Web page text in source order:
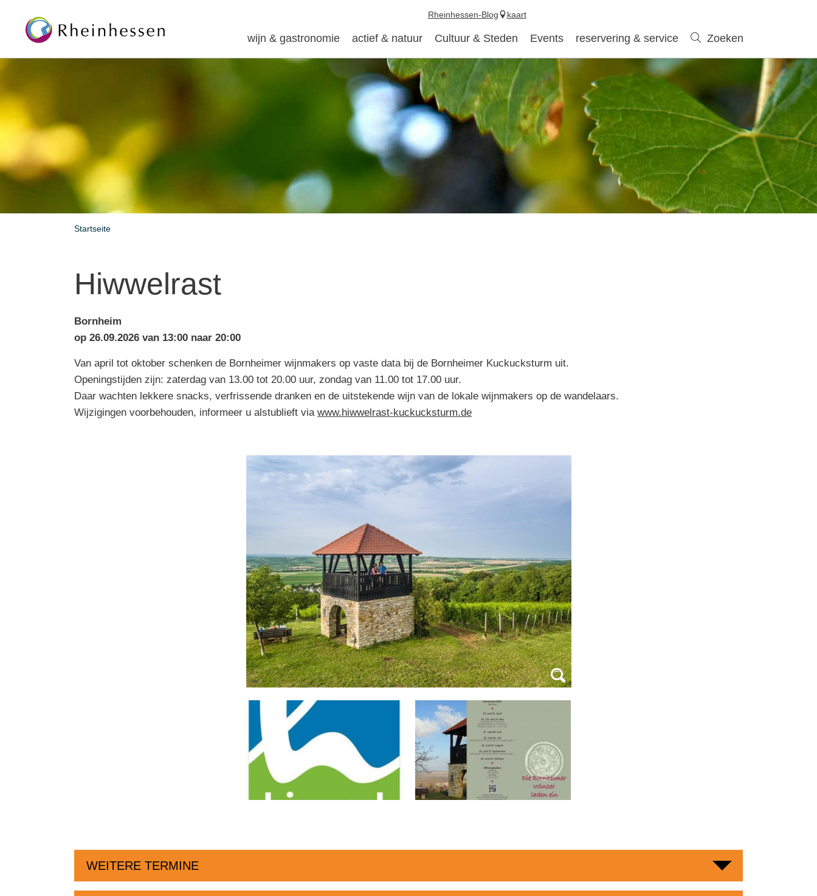
wijn & gastronomie actief & natuur Cultuur & Steden Events reservering & service Zoeken
Rheinhessen-Blog kaart
Startseite
Hiwwelrast
Bornheim
op 26.09.2026 van 13:00 naar 20:00
Van april tot oktober schenken de Bornheimer wijnmakers op vaste data bij de Bornheimer Kuckucksturm uit.
Openingstijden zijn: zaterdag van 13.00 tot 20.00 uur, zondag van 11.00 tot 17.00 uur.
Daar wachten lekkere snacks, verfrissende dranken en de uitstekende wijn van de lokale wijnmakers op de wandelaars.
Wijzigingen voorbehouden, informeer u alstublieft via www.hiwwelrast-kuckucksturm.de
WEITERE TERMINE